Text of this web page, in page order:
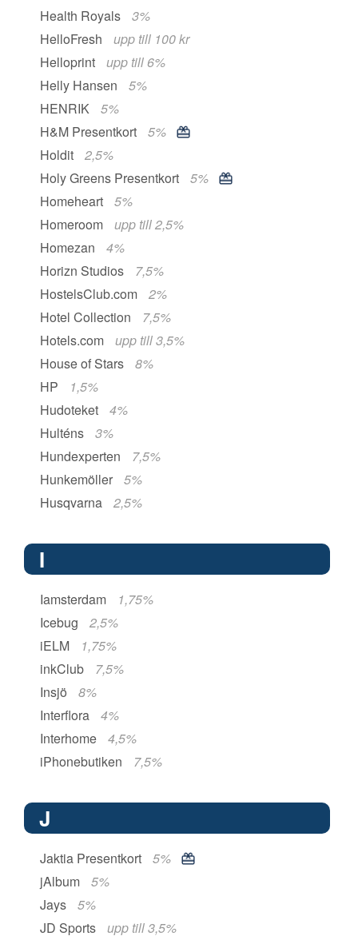
Health Royals
3%
HelloFresh
upp till 100 kr
Helloprint
upp till 6%
Helly Hansen
5%
HENRIK
5%
H&M Presentkort
5%
Holdit
2,5%
Holy Greens Presentkort
5%
Homeheart
5%
Homeroom
upp till 2,5%
Homezan
4%
Horizn Studios
7,5%
HostelsClub.com
2%
Hotel Collection
7,5%
Hotels.com
upp till 3,5%
House of Stars
8%
HP
1,5%
Hudoteket
4%
Hulténs
3%
Hundexperten
7,5%
Hunkemöller
5%
Husqvarna
2,5%
I
Iamsterdam
1,75%
Icebug
2,5%
iELM
1,75%
inkClub
7,5%
Insjö
8%
Interflora
4%
Interhome
4,5%
iPhonebutiken
7,5%
J
Jaktia Presentkort
5%
jAlbum
5%
Jays
5%
JD Sports
upp till 3,5%